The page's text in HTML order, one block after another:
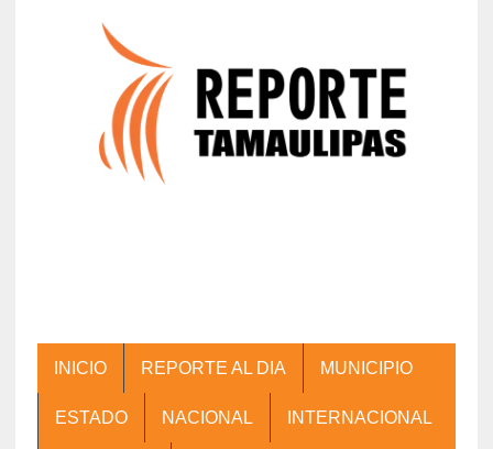
INICIO REPORTE AL DIA MUNICIPIO
ESTADO NACIONAL INTERNACIONAL